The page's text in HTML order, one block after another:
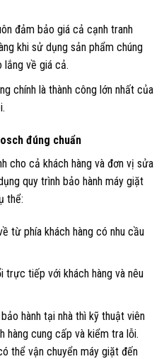
đảm bảo giá cả cạnh tranh
khi sử dụng sản phẩm chúng
lắng về giá cả.
chính là thành công lớn nhất của
đúng chuẩn
cho cả khách hàng và đơn vị sửa
quy trình bảo hành máy giặt
thể:
từ phía khách hàng có nhu cầu
trực tiếp với khách hàng và nêu
hành tại nhà thì kỹ thuật viên
cung cấp và kiểm tra lỗi.
thể vận chuyển máy giặt đến